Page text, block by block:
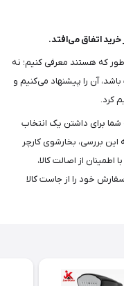
خرید اتفاق می‌افتد.
که هستند معرفی کنیم؛ نه
آن را پیشنهاد می‌کنیم و
کرد.
برای داشتن یک انتخاب
بررسی، بخارشوی کارچر
اطمینان از اصالت کالا،
خود را از جاست کالا